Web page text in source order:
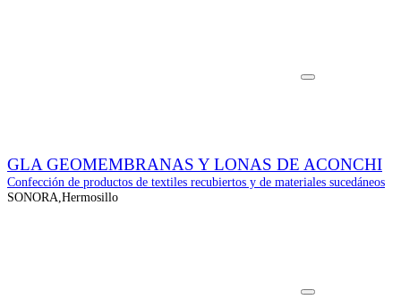
GLA GEOMEMBRANAS Y LONAS DE ACONCHI
Confección de productos de textiles recubiertos y de materiales sucedáneos
SONORA,Hermosillo